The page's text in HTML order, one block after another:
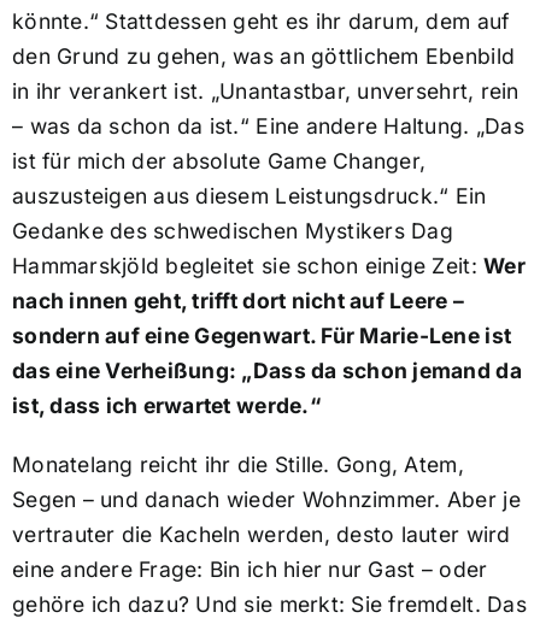
könnte.“ Stattdessen geht es ihr darum, dem auf
den Grund zu gehen, was an göttlichem Ebenbild
in ihr verankert ist. „Unantastbar, unversehrt, rein
– was da schon da ist.“ Eine andere Haltung. „Das
ist für mich der absolute Game Changer,
auszusteigen aus diesem Leistungsdruck.“ Ein
Gedanke des schwedischen Mystikers Dag
Hammarskjöld begleitet sie schon einige Zeit:Wer
nach innen geht, trifft dort nicht auf Leere –
sondern auf eine Gegenwart. Für Marie-Lene ist
das eine Verheißung: „Dass da schon jemand da
ist, dass ich erwartet werde.“
Monatelang reicht ihr die Stille. Gong, Atem,
Segen – und danach wieder Wohnzimmer. Aber je
vertrauter die Kacheln werden, desto lauter wird
eine andere Frage: Bin ich hier nur Gast – oder
gehöre ich dazu? Und sie merkt: Sie fremdelt. Das